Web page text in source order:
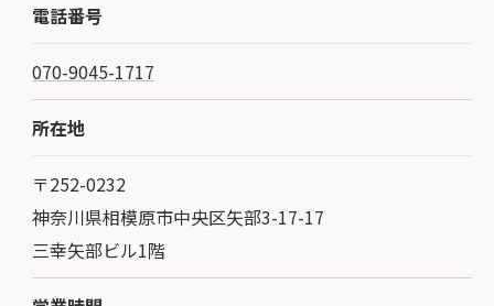
電話番号
070-9045-1717
所在地
〒252-0232
神奈川県相模原市中央区矢部3-17-17
三幸矢部ビル1階